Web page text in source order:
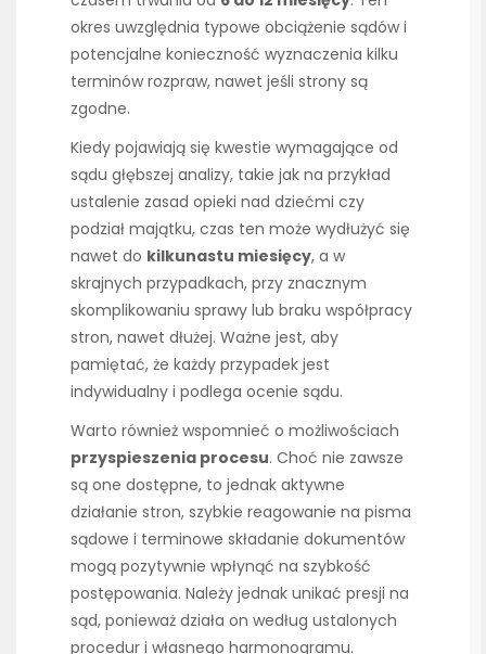
okres uwzględnia typowe obciążenie sądów i
potencjalne konieczność wyznaczenia kilku
terminów rozpraw, nawet jeśli strony są
zgodne.
Kiedy pojawiają się kwestie wymagające od
sądu głębszej analizy, takie jak na przykład
ustalenie zasad opieki nad dziećmi czy
podział majątku, czas ten może wydłużyć się
nawet do kilkunastu miesięcy, a w
skrajnych przypadkach, przy znacznym
skomplikowaniu sprawy lub braku współpracy
stron, nawet dłużej. Ważne jest, aby
pamiętać, że każdy przypadek jest
indywidualny i podlega ocenie sądu.
Warto również wspomnieć o możliwościach
przyspieszenia procesu. Choć nie zawsze
są one dostępne, to jednak aktywne
działanie stron, szybkie reagowanie na pisma
sądowe i terminowe składanie dokumentów
mogą pozytywnie wpłynąć na szybkość
postępowania. Należy jednak unikać presji na
sąd, ponieważ działa on według ustalonych
procedur i własnego harmonogramu.